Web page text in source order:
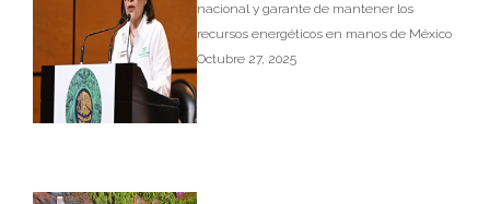
nacional y garante de mantener los
recursos energéticos en manos de México
Octubre 27, 2025